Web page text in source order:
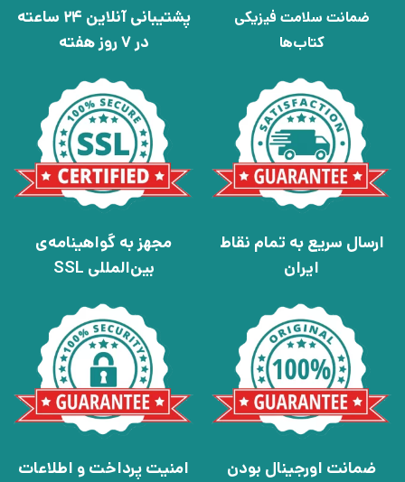
ضمانت سلامت فیزیکی
کتاب‌ها
پشتیبانی آنلاین 24 ساعته
در 7 روز هفته
ارسال سریع به تمام نقاط
ایران
مجهز به گواهینامه‌ی
بین‌المللی SSL
ضمانت اورجینال بودن
امنیت پرداخت و اطلاعات